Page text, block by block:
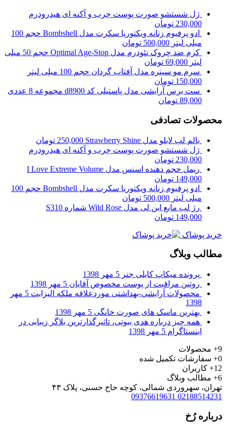
ژل شستشو صورت پوست چرب و آکنه ای هیدرودرم
230,000 تومان
ادو پرفیوم زنانه ویکتوریا سکرت مدل Bombshell حجم 100
میلی لیتر 500,000 تومان
کرم ضد چروک نئودرم مدل Optimal Age-Stop حجم 50 میلی
لیتر 69,000 تومان
سرم مو سینره مدل آفتاب گردان حجم 100 میلی لیتر
150,000 تومان
ست برس آرایشی مدل پاستیلی کد d8900 مجموعه 8 عددی
89,000 تومان
محصولات تصادفی
بالم لب لابلو مدل Strawberry Shine 250,000 تومان
ژل شستشو صورت پوست چرب و آکنه ای هیدرودرم
230,000 تومان
ریمل حجم دهنده اسنس مدل I Love Extreme Volume
149,000 تومان
ادو پرفیوم زنانه ویکتوریا سکرت مدل Bombshell حجم 100
میلی لیتر 500,000 تومان
رژ لب مایع این لی مدل Wild Rose شماره S310
149,000 تومان
خرید پوشاک
مطالب وبلاگ
پرونده‌ میکاپ کایلی جنر 5 مهر 1398
روتین مراقبت از پوست مخصوص آقایان 5 مهر 1398
محصولات آرایشی-بهداشتی موردعلاقه ملکه الیزابت
5 مهر
1398
بهترین ماسک های صورت خانگی 5 مهر 1398
همه چیز درباره هدی بیوتی، تاثیرگذارترین بلاگر زیبایی در
اینستاگرام 5 مهر 1398
9+
محصولات
0+
سفارشات تکمیل شده
12+
کاربران
6+
مطالب وبلاگ
تهران، سهروردی شمالی، کوچه حاج حسنی، پلاک ۴۳
02188514231
09376619631
درباره رُخ